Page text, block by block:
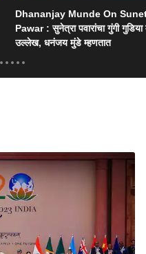
Dhananjay Munde On
Pawar : सुनेत्रा पवारांचा गुंगी गुडिया
उल्लेख, धनंजय मुंडे म्हणतात